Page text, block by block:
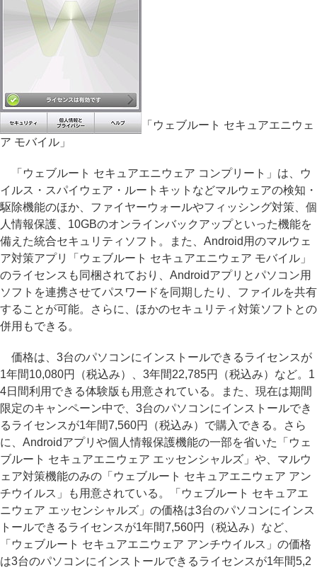
「ウェブルート セキュアエニウェ
ア モバイル」
「ウェブルート セキュアエニウェア コンプリート」は、ウ
イルス・スパイウェア・ルートキットなどマルウェアの検知・
駆除機能のほか、ファイヤーウォールやフィッシング対策、個
人情報保護、10GBのオンラインバックアップといった機能を
備えた統合セキュリティソフト。また、Android用のマルウェ
ア対策アプリ「ウェブルート セキュアエニウェア モバイル」
のライセンスも同梱されており、Androidアプリとパソコン用
ソフトを連携させてパスワードを同期したり、ファイルを共有
することが可能。さらに、ほかのセキュリティ対策ソフトとの
併用もできる。
価格は、3台のパソコンにインストールできるライセンスが
1年間10,080円（税込み）、3年間22,785円（税込み）など。1
4日間利用できる体験版も用意されている。また、現在は期間
限定のキャンペーン中で、3台のパソコンにインストールでき
るライセンスが1年間7,560円（税込み）で購入できる。さら
に、Androidアプリや個人情報保護機能の一部を省いた「ウェ
ブルート セキュアエニウェア エッセンシャルズ」や、マルウ
ェア対策機能のみの「ウェブルート セキュアエニウェア アン
チウイルス」も用意されている。「ウェブルート セキュアエ
ニウェア エッセンシャルズ」の価格は3台のパソコンにインス
トールできるライセンスが1年間7,560円（税込み）など、
「ウェブルート セキュアエニウェア アンチウイルス」の価格
は3台のパソコンにインストールできるライセンスが1年間5,2